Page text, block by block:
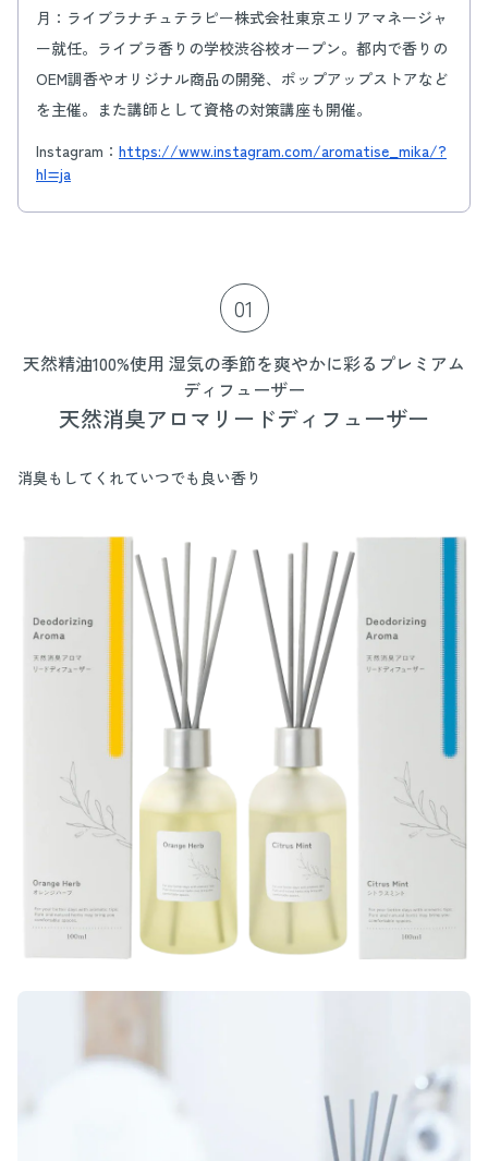
月：ライブラナチュテラピー株式会社東京エリアマネージャ
ー就任。ライブラ香りの学校渋谷校オープン。都内で香りの
OEM調香やオリジナル商品の開発、ポップアップストアなど
を主催。また講師として資格の対策講座も開催。
Instagram： https://www.instagram.com/aromatise_mika/?
hl=ja
01
天然精油100%使用 湿気の季節を爽やかに彩るプレミアム
ディフューザー
天然消臭アロマリードディフューザー
消臭もしてくれていつでも良い香り